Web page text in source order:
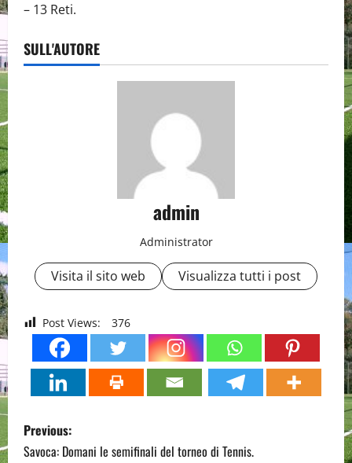
– 13 Reti.
SULL'AUTORE
admin
Administrator
Visita il sito web Visualizza tutti i post
Post Views: 376
P
Previous:
Savoca: Domani le semifinali del torneo di Tennis.